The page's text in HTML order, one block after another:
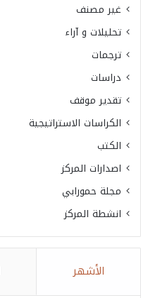
غير مصنف
تحليلات و آراء
ترجمات
دراسات
تقدير موقف
الكراسات الاستراتيجية
الكتب
اصدارات المركز
مجلة حمورابي
انشطة المركز
الأشهر